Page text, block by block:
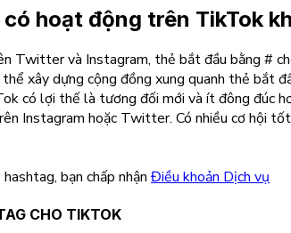
hoạt động trên TikTok
Twitter và Instagram, thẻ bắt đầu bằng #
xây dựng cộng đồng xung quanh thẻ bắt
có lợi thế là tương đối mới và ít đông đúc
Instagram hoặc Twitter. Có nhiều cơ hội
bạn chấp nhận Điều khoản Dịch vụ
CHO TIKTOK